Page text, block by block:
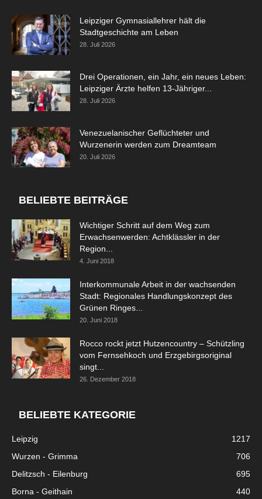
Leipziger Gymnasiallehrer hält die
Stadtgeschichte am Leben
28. Juli 2026
Drei Operationen, ein Jahr, ein neues Leben:
Leipziger Ärzte helfen 13-Jähriger...
28. Juli 2026
Venezuelanischer Geflüchteter und
Wurzenerin werden zum Dreamteam
20. Juli 2026
BELIEBTE BEITRÄGE
Wichtiger Schritt auf dem Weg zum
Erwachsenwerden: Achtklässler in der
Region...
4. Juni 2018
Interkommunale Arbeit in der wachsenden
Stadt: Regionales Handlungskonzept des
Grünen Ringes...
20. Juni 2018
Rocco rockt jetzt Hutzencountry – Schützling
vom Fernsehkoch und Erzgebirgsoriginal
singt...
26. Dezember 2018
BELIEBTE KATEGORIE
Leipzig
1217
Wurzen - Grimma
706
Delitzsch - Eilenburg
695
Borna - Geithain
440